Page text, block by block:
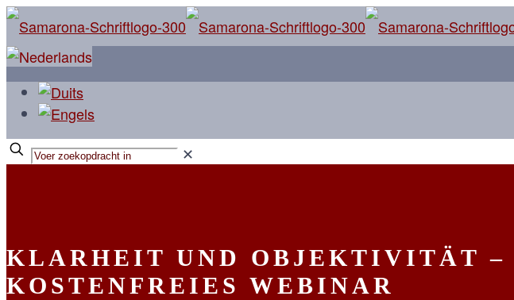
✕
KLARHEIT UND OBJEKTIVITÄT –
KOSTENFREIES WEBINAR